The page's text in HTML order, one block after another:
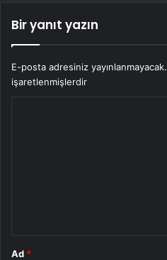
Bir yanıt yazın
E-posta adresiniz yayınlanmayacak.
işaretlenmişlerdir
Ad *